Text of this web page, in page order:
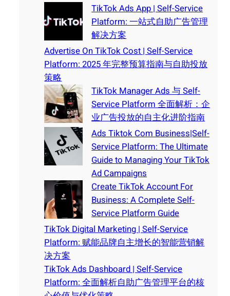
TikTok Ads App | Self-Service
Platform: 一站式自助广告管理
解决方案
Advertise On TikTok Cost | Self-Service
Platform: 2025 年完整预算指南与自助投放
策略
TikTok Manager Ads 与 Self-
Service Platform 全面解析：企
业广告投放的自主化进阶指南
Ads Tiktok Com Business|Self-
Service Platform: The Ultimate
Guide to Managing Your TikTok
Ad Campaigns
Create TikTok Account For
Business: A Complete Self-
Service Platform Guide
TikTok Digital Marketing | Self-Service
Platform: 赋能品牌自主增长的智能营销解
决方案
TikTok Ads Dashboard | Self-Service
Platform: 全面解析自助广告管理平台的核